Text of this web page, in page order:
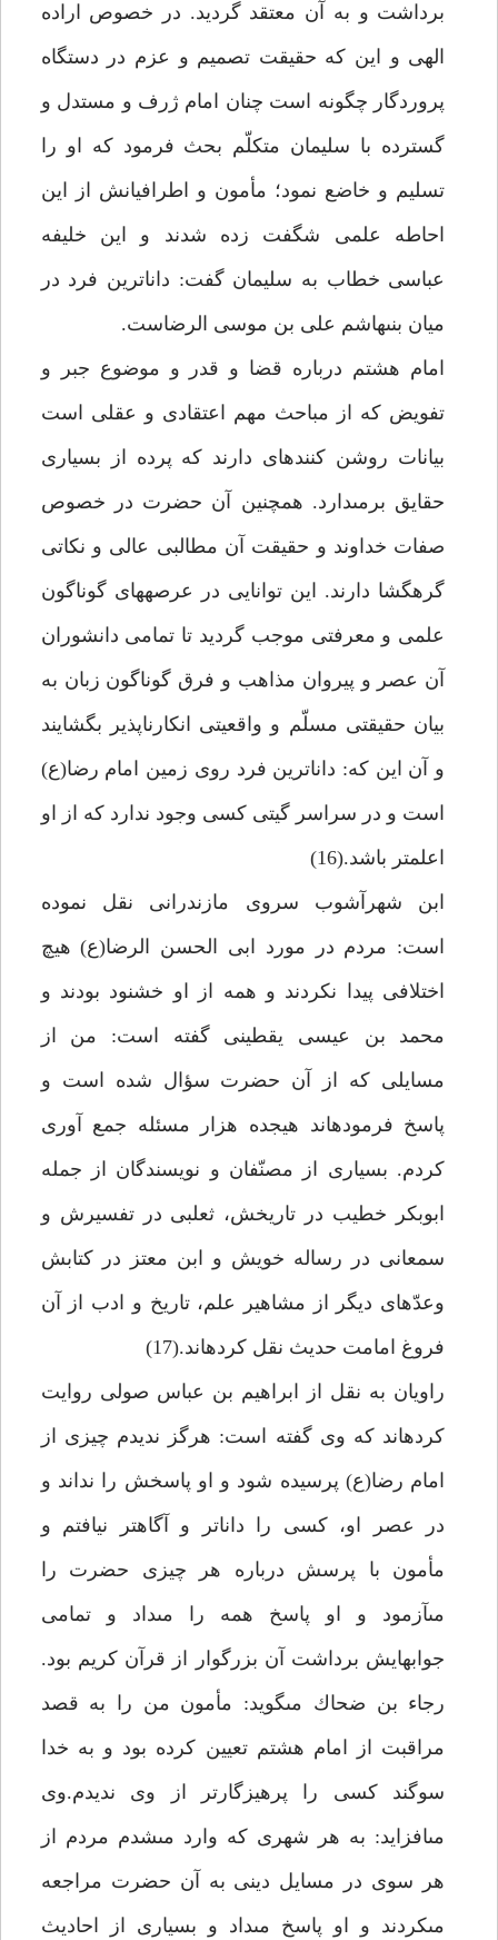
برداشت و به آن معتقد گرديد. در خصوص اراده
الهى و اين كه حقيقت تصميم و عزم در دستگاه
پروردگار چگونه است چنان امام ژرف و مستدل و
گسترده با سليمان متكلّم بحث فرمود كه او را
تسليم و خاضع نمود؛ مأمون و اطرافيانش از اين
احاطه علمى شگفت زده شدند و اين خليفه
عباسى خطاب به سليمان گفت: داناترين فرد در
ميان بنى‏هاشم على بن موسى الرضاست.
امام هشتم درباره قضا و قدر و موضوع جبر و
تفويض كه از مباحث مهم اعتقادى و عقلى است
بيانات روشن كننده‏اى دارند كه پرده از بسيارى
حقايق برمى‏دارد. همچنين آن حضرت در خصوص
صفات خداوند و حقيقت آن مطالبى عالى و نكاتى
گره‏گشا دارند. اين توانايى در عرصه‏هاى گوناگون
علمى و معرفتى موجب گرديد تا تمامى دانشوران
آن عصر و پيروان مذاهب و فرق گوناگون زبان به
بيان حقيقتى مسلّم و واقعيتى انكارناپذير بگشايند
و آن اين كه: داناترين فرد روى زمين امام رضا(ع)
است و در سراسر گيتى كسى وجود ندارد كه از او
اعلم‏تر باشد.(16)
ابن شهرآشوب سروى مازندرانى نقل نموده
است: مردم در مورد ابى الحسن الرضا(ع) هيچ
اختلافى پيدا نكردند و همه از او خشنود بودند و
محمد بن عيسى يقطينى گفته است: من از
مسايلى كه از آن حضرت سؤال شده است و
پاسخ فرموده‏اند هيجده هزار مسئله جمع آورى
كردم. بسيارى از مصنّفان و نويسندگان از جمله
ابوبكر خطيب در تاريخش، ثعلبى در تفسيرش و
سمعانى در رساله خويش و ابن معتز در كتابش
وعدّه‏اى ديگر از مشاهير علم، تاريخ و ادب از آن
فروغ امامت حديث نقل كرده‏اند.(17)
راويان به نقل از ابراهيم بن عباس صولى روايت
كرده‏اند كه وى گفته است: هرگز نديدم چيزى از
امام رضا(ع) پرسيده شود و او پاسخش را نداند و
در عصر او، كسى را داناتر و آگاه‏تر نيافتم و
مأمون با پرسش درباره هر چيزى حضرت را
مى‏آزمود و او پاسخ همه را مى‏داد و تمامى
جوابهايش برداشت آن بزرگوار از قرآن كريم بود.
رجاء بن ضحاك مى‏گويد: مأمون من را به قصد
مراقبت از امام هشتم تعيين كرده بود و به خدا
سوگند كسى را پرهيزگارتر از وى نديدم.وى
مى‏افزايد: به هر شهرى كه وارد مى‏شدم مردم از
هر سوى در مسايل دينى به آن حضرت مراجعه
مى‏كردند و او پاسخ مى‏داد و بسيارى از احاديث